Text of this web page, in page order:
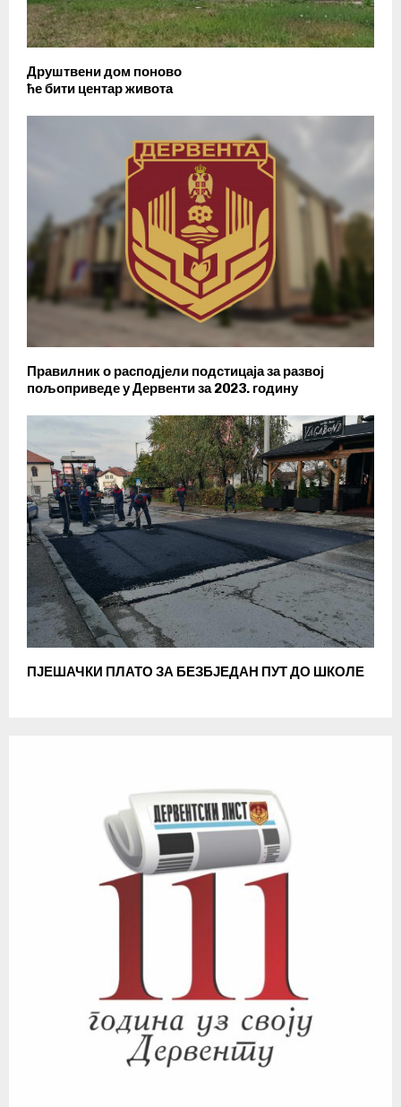
Друштвени дом поново
ће бити центар живота
Правилник о расподјели подстицаја за развој
пољоприведе у Дервенти за 2023. годину
ПЈЕШАЧКИ ПЛАТО ЗА БЕЗБЈЕДАН ПУТ ДО ШКОЛЕ